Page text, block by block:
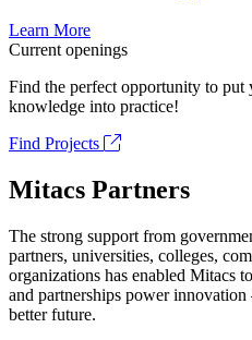
Learn More
Current openings
Find the perfect opportunity to put
knowledge into practice!
Find Projects
Mitacs Partners
The strong support from
partners, universities, colleges,
organizations has enabled Mitacs
and partnerships power
better future.